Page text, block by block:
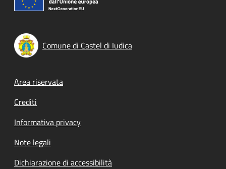
Comune di Castel di Iudica
Footer menu
Area riservata
Crediti
Informativa privacy
Note legali
Dichiarazione di accessibilità